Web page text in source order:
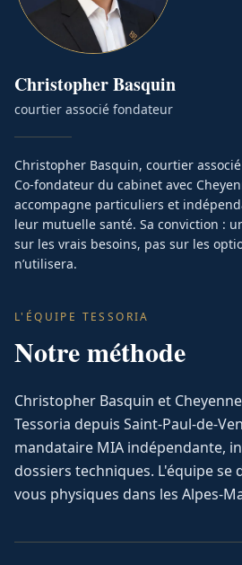
ChristopherBasquin
courtier associé fondateur
Christopher Basquin, courtier
Co-fondateur du cabinet avec
accompagne particuliers et
leur mutuelle santé. Sa conviction :
sur les vrais besoins, pas sur les
n’utilisera.
L'ÉQUIPE TESSORIA
Notre méthode
Christopher Basquin et
Tessoria depuis Saint-Paul-de-
mandataire MIA indépendante,
dossiers techniques. L'équipe se
vous physiques dans les Alpes-